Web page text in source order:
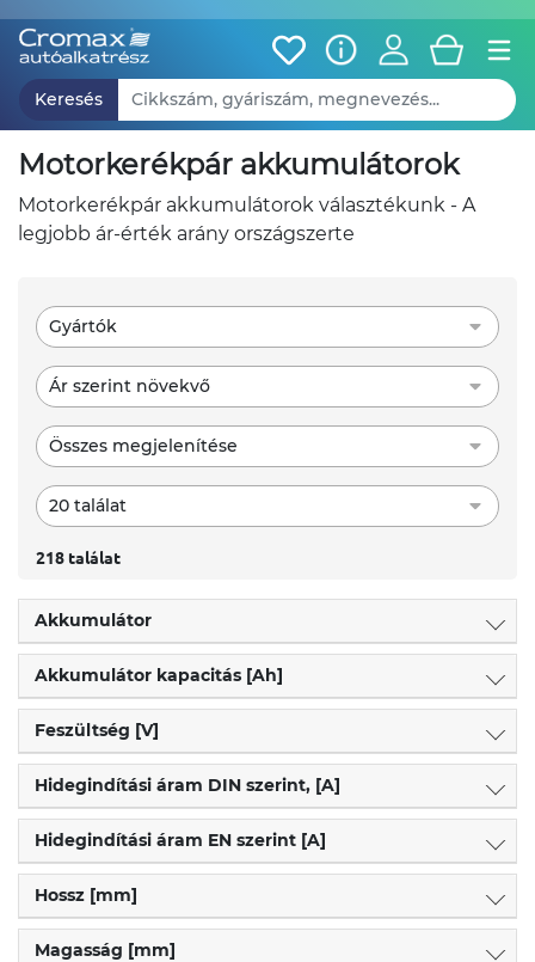
Keresés
motorkerékpár akkumulátorok
motorkerékpár akkumulátorok választékunk - A
legjobb ár-érték arány országszerte
Gyártók
Ár szerint növekvő
Összes megjelenítése
20 találat
218 találat
Akkumulátor
Akkumulátor kapacitás [Ah]
Feszültség [V]
Hidegindítási áram DIN szerint, [A]
Hidegindítási áram EN szerint [A]
Hossz [mm]
Magasság [mm]